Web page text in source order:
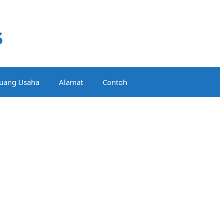
Usaha Alamat Contoh